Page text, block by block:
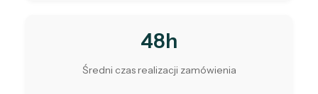
48h
Średni czas realizacji zamówienia